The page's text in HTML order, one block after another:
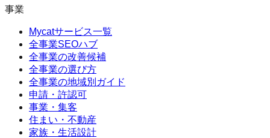
事業
Mycatサービス一覧
全事業SEOハブ
全事業の改善候補
全事業の選び方
全事業の地域別ガイド
申請・許認可
事業・集客
住まい・不動産
家族・生活設計